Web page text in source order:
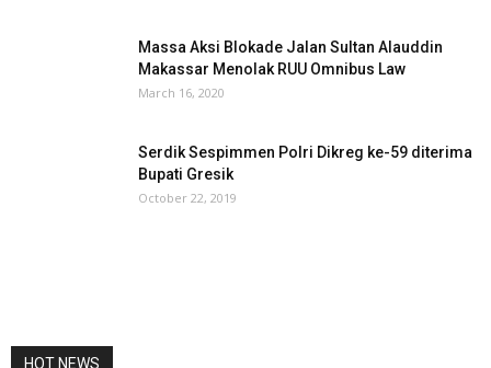
Massa Aksi Blokade Jalan Sultan Alauddin
Makassar Menolak RUU Omnibus Law
March 16, 2020
Serdik Sespimmen Polri Dikreg ke-59 diterima
Bupati Gresik
October 22, 2019
HOT NEWS